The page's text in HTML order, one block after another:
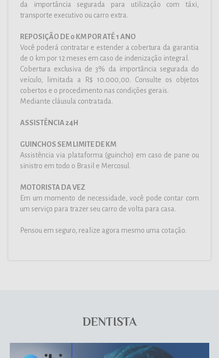
da importância segurada para utilização com táxi,
transporte executivo ou carro extra.
REPOSIÇÃO DE 0 KM POR ATÉ 1 ANO
Você poderá contratar e estender a cobertura da garantia
de 0 km por 12 meses em caso de indenização integral.
Cobertura exclusiva de 3% da importância segurada do
veículo, limitada a R$ 10.000,00. Consulte os objetos
cobertos e o procedimento nas condições gerais.
Mediante cláusula contratada.
ASSISTÊNCIA 24H
GUINCHOS SEM LIMITE DE KM
Assistência via plataforma (guincho) em caso de pane ou
sinistro em todo o Brasil e Mercosul.
MOTORISTA DA VEZ
Em um momento de necessidade, você pode contar com
um serviço para trazer seu carro de volta para casa.
Pensou em seguro, realize agora mesmo uma cotação.
DENTISTA